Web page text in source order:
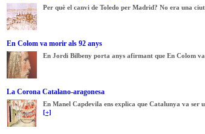
Per què el canvi de Toledo per Madrid? No era una
En Colom va morir als 92 anys
En Jordi Bilbeny porta anys afirmant que En Colom va
La Corona Catalano-aragonesa
En Manel Capdevila ens explica que Catalunya va ser
[+]